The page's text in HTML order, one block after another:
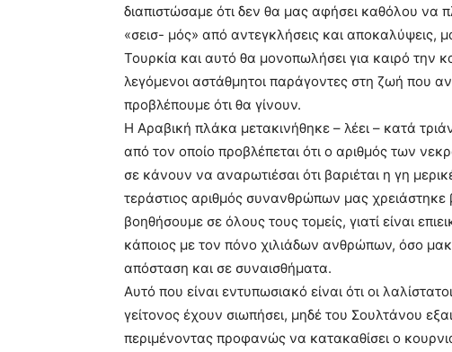
διαπιστώσαμε ότι δεν θα μας αφήσει καθόλου να
«σεισ- μός» από αντεγκλήσεις και αποκαλύψεις,
Τουρκία και αυτό θα μονοπωλήσει για καιρό την
λεγόμενοι αστάθμητοι παράγοντες στη ζωή που
προβλέπουμε ότι θα γίνουν.
Η Αραβική πλάκα μετακινήθηκε – λέει – κατά
από τον οποίο προβλέπεται ότι ο αριθμός των
σε κάνουν να αναρωτιέσαι ότι βαριέται η γη
τεράστιος αριθμός συνανθρώπων μας χρειάστηκε
βοηθήσουμε σε όλους τους τομείς, γιατί είναι
κάποιος με τον πόνο χιλιάδων ανθρώπων, όσο
απόσταση και σε συναισθήματα.
Αυτό που είναι εντυπωσιακό είναι ότι οι
γείτονος έχουν σιωπήσει, μηδέ του Σουλτάνου
περιμένοντας προφανώς να κατακαθίσει ο